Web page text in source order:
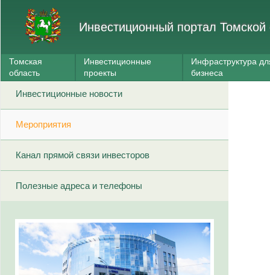
Инвестиционный портал Томской
Томская
область
Инвестиционные
проекты
Инфраструктура
бизнеса
Инвестиционные новости
Мероприятия
Канал прямой связи инвесторов
Полезные адреса и телефоны